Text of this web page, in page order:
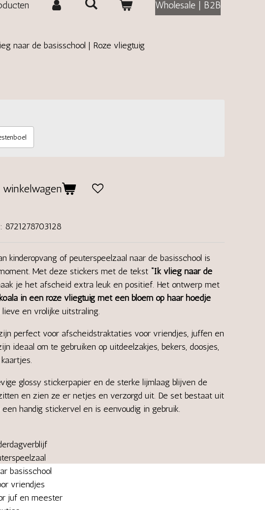
Wholesale | B2B
naar de basisschool | Roze vliegtuig
winkelwagen
8721278703128
kinderopvang of peuterspeelzaal naar de basisschool is
Met deze stickers met de tekst “Ik vlieg naar de
je het afscheid extra leuk en positief. Het ontwerp met
in een roze vliegtuig met een bloem op haar hoedje
en vrolijke uitstraling.
perfect voor afscheidstraktaties voor vriendjes, juffen en
ideaal om te gebruiken op uitdeelzakjes, bekers, doosjes,
glossy stickerpapier en de sterke lijmlaag blijven de
en zien ze er netjes en verzorgd uit. De set bestaat uit
handig stickervel en is eenvoudig in gebruik.
basisschool
vriendjes
juf en meester